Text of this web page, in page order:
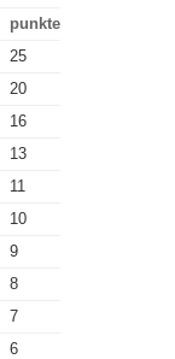
punkte
25
20
16
13
11
10
9
8
7
6